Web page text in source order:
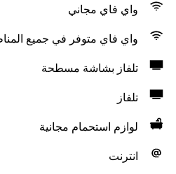
واي فاي مجاني
واي فاي متوفر في جميع
تلفاز بشاشة مسطحة
تلفاز
لوازم استحمام مجانية
انترنت